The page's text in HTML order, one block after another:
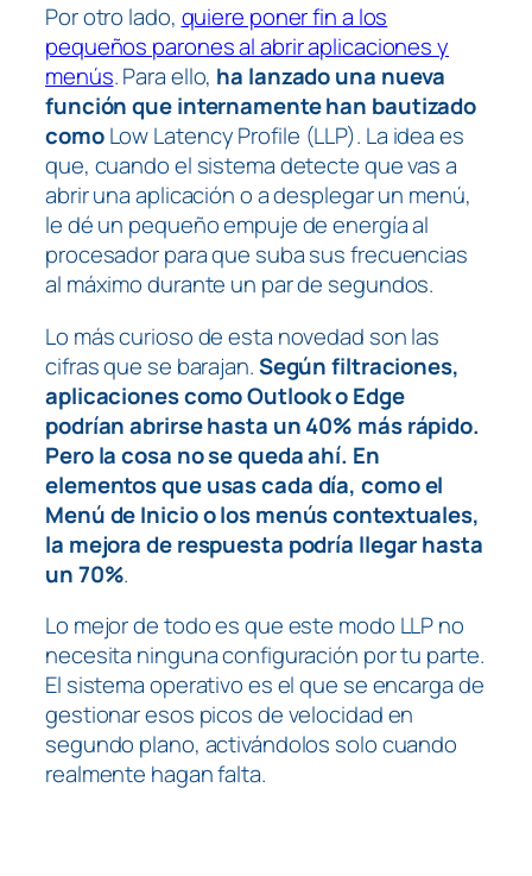
Por otro lado, quiere poner fin a los
pequeños parones al abrir aplicaciones y
menús. Para ello, ha lanzado una nueva
función que internamente han bautizado
como Low Latency Profile (LLP). La idea es
que, cuando el sistema detecte que vas a
abrir una aplicación o a desplegar un menú,
le dé un pequeño empuje de energía al
procesador para que suba sus frecuencias
al máximo durante un par de segundos.
Lo más curioso de esta novedad son las
cifras que se barajan.Según filtraciones,
aplicaciones como Outlook o Edge
podrían abrirse hasta un 40% más rápido.
Pero la cosa no se queda ahí. En
elementos que usas cada día, como el
Menú de Inicio o los menús contextuales,
la mejora de respuesta podría llegar hasta
un 70%.
Lo mejor de todo es que este modo LLP no
necesita ninguna configuración por tu parte.
El sistema operativo es el que se encarga de
gestionar esos picos de velocidad en
segundo plano, activándolos solo cuando
realmente hagan falta.